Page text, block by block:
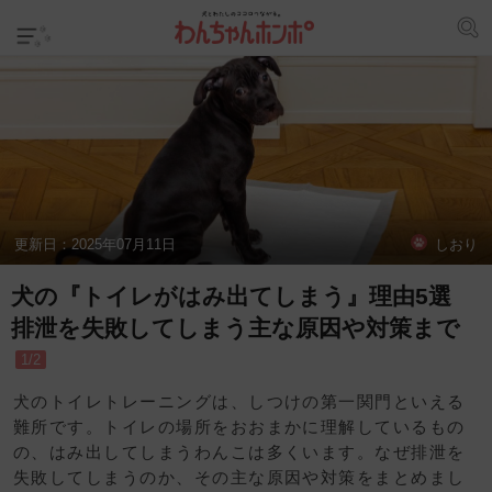
更新日： 2025年07月11日 しおり
犬の『トイレがはみ出てしまう』理由5選
排泄を失敗してしまう主な原因や対策まで
1/2
犬のトイレトレーニングは、しつけの第一関門といえる
難所です。トイレの場所をおおまかに理解しているもの
の、はみ出してしまうわんこは多くいます。なぜ排泄を
失敗してしまうのか、その主な原因や対策をまとめまし